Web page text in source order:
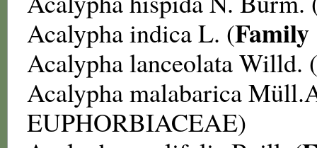
Acalypha indicaL. (Family
Acalypha lanceolataWilld. (
Acalypha malabarica
EUPHORBIACEAE)